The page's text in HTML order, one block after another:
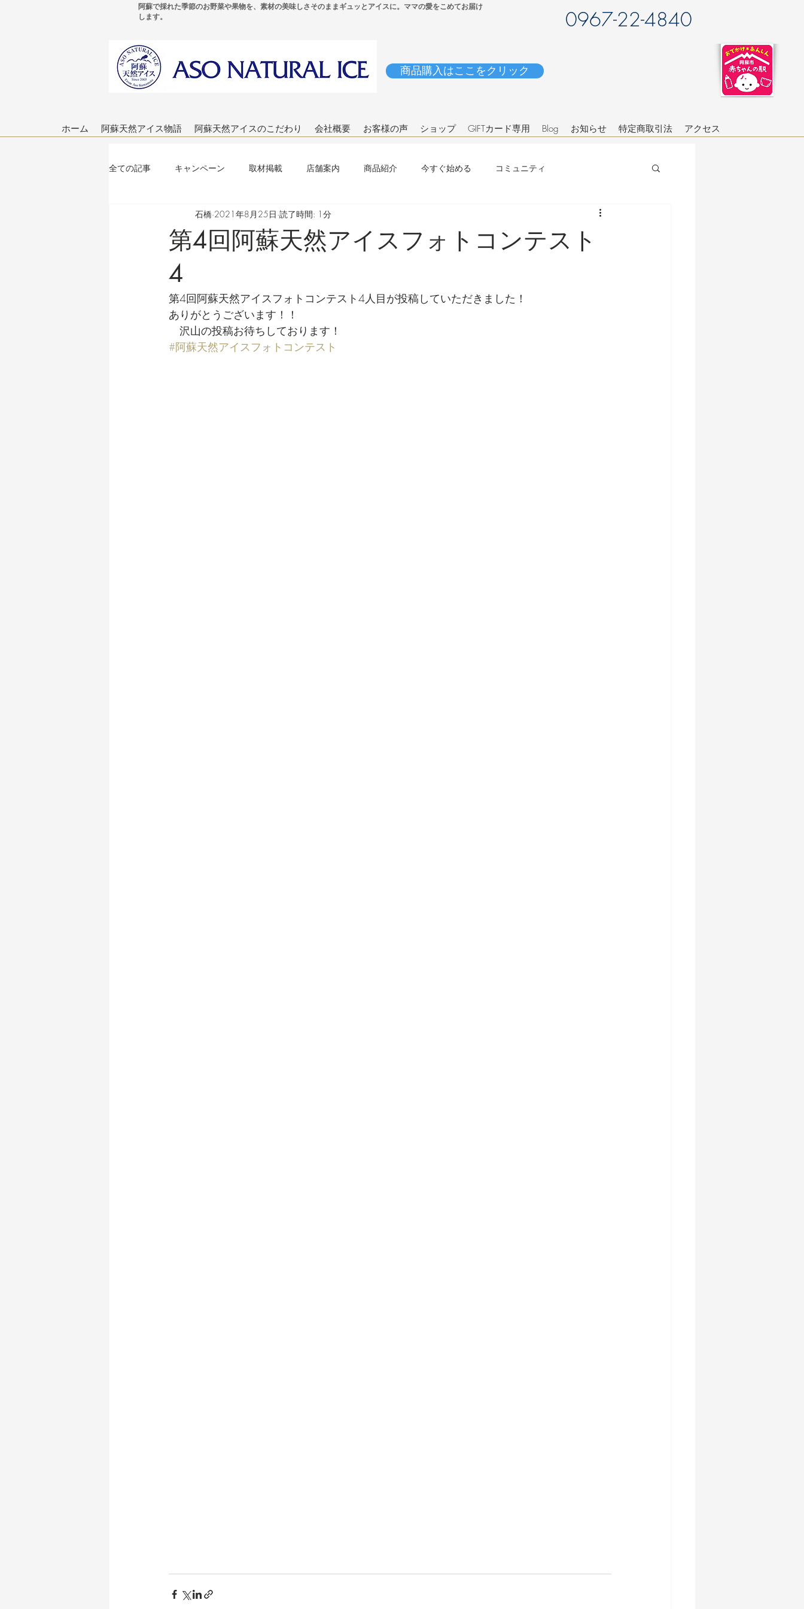
阿蘇で採れた季節のお野菜や果物を、素材の美味しさそのままギュッとアイスに。ママの愛をこめてお届け
します。
0967-22-4840
商品購入はここをクリック
ホーム 阿蘇天然アイス物語 阿蘇天然アイスのこだわり 会社概要 お客様の声 ショップ GIFTカード専用 Blog お知らせ 特定商取引法 アクセス
全ての記事 キャンペーン 取材掲載 店舗案内 商品紹介 今すぐ始める コミュニティ
ブログ作成のヒント
第4回阿蘇天然アイスフォトコンテスト
4
石橋 2021年8月25日 読了時間: 1分
第4回阿蘇天然アイスフォトコンテスト4人目が投稿していただきました！
ありがとうございます！！
沢山の投稿お待ちしております！
#阿蘇天然アイスフォトコンテスト